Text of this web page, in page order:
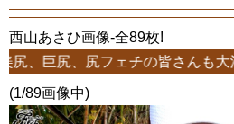
西山あさひ画像-全89枚!
、尻フェチの皆さんも大満足！
(1/89画像中)